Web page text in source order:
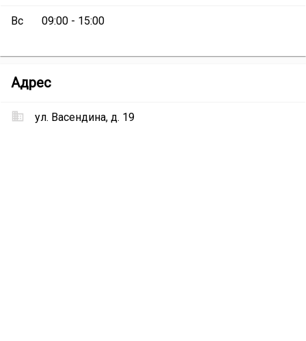
Вс 09:00 - 15:00
АдресМагазин
для
дома»
ул. Васендина, д. 19